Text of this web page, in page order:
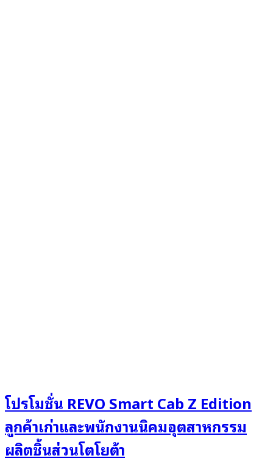
โปรโมชั่น REVO Smart Cab Z Edition
ลูกค้าเก่าและพนักงานนิคมอุตสาหกรรม
ผลิตชิ้นส่วนโตโยต้า